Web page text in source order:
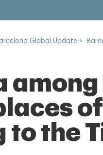
Global Update >
to the